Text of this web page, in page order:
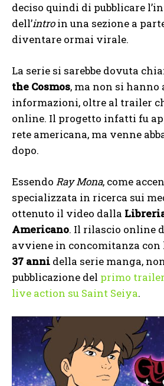
deciso quindi di pubblicare
dell’introin una sezione a
diventare ormai virale.
La serie si sarebbe dovuta
the Cosmos, ma non si hanno
informazioni, oltre al trailer
online. Il progetto infatti fu
rete americana, ma venne
dopo.
Essendo Ray Mona, come
specializzata in ricerca sui
ottenuto il video dalla
Americano. Il rilascio online
avviene in concomitanza con
37 anni della serie manga,
pubblicazione del primo
live action su Saint Seiya.